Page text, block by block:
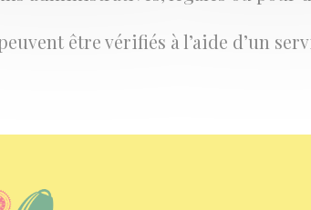
être vérifiés à l’aide d’un